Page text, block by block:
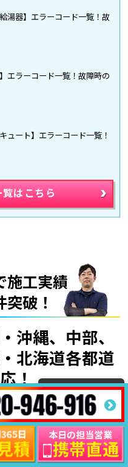
湯器】エラーコード一覧！故
エラーコード一覧！故障時の
ュート】エラーコード一覧！
はこちら
施工実績
突破！
沖縄、中部、
北海道各都道
！
密着
京都府